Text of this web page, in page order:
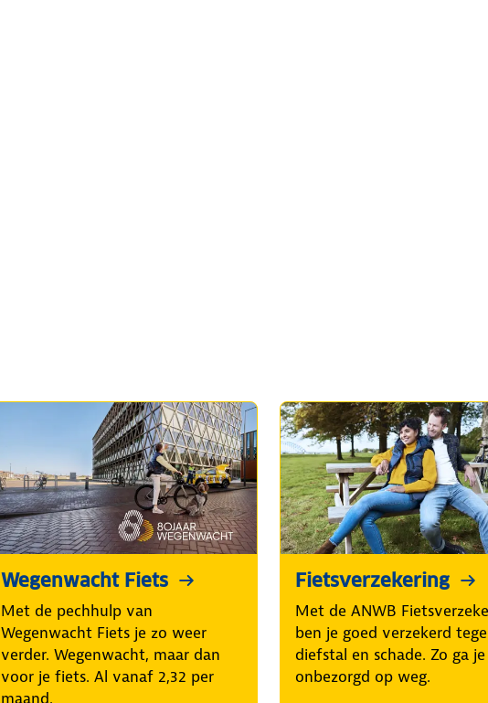
Wegenwacht Fiets
Met de pechhulp van
Wegenwacht Fiets je zo weer
verder. Wegenwacht, maar dan
voor je fiets. Al vanaf 2,32 per
maand.
Fietsverzekering
Met de ANWB
ben je goed verzekerd
diefstal en schade. Zo ga je
onbezorgd op weg.